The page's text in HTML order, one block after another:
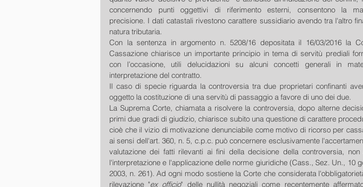
concernendo punti oggettivi di riferimento esterni, consentono la
precisione. I dati catastali rivestono carattere sussidiario avendo tra l'altro
natura tributaria.
Con la sentenza in argomento n. 5208/16 depositata il 16/03/2016 la
Cassazione chiarisce un importante principio in tema di servitù prediali
con l’occasione, utili delucidazioni su alcuni concetti generali in
interpretazione del contratto.
Il caso di specie riguarda la controversia tra due proprietari confinanti
oggetto la costituzione di una servitù di passaggio a favore di uno dei due.
La Suprema Corte, chiamata a risolvere la controversia, dopo alterne
primi due gradi di giudizio, chiarisce subito una questione di carattere
cioè che il vizio di motivazione denunciabile come motivo di ricorso per
ai sensi dell'art. 360, n. 5, c.p.c. può concernere esclusivamente
valutazione dei fatti rilevanti ai fini della decisione della controversia, non
l'interpretazione e l'applicazione delle norme giuridiche (Cass., Sez. Un., 10
2003, n. 261). Ad ogni modo sostiene la Corte che considerata
rilevazione "ex officio" delle nullità negoziali come recentemente